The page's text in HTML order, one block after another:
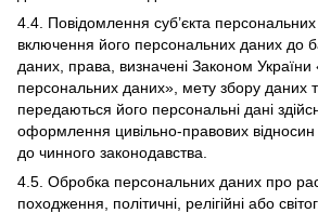
4.4. Повідомлення суб’єкта
включення його персональних даних до
даних, права, визначені Законом України
персональних даних», мету збору даних
передаються його персональні дані
оформлення цивільно-правових відносин
до чинного законодавства.
4.5. Обробка персональних даних про
походження, політичні, релігійні або